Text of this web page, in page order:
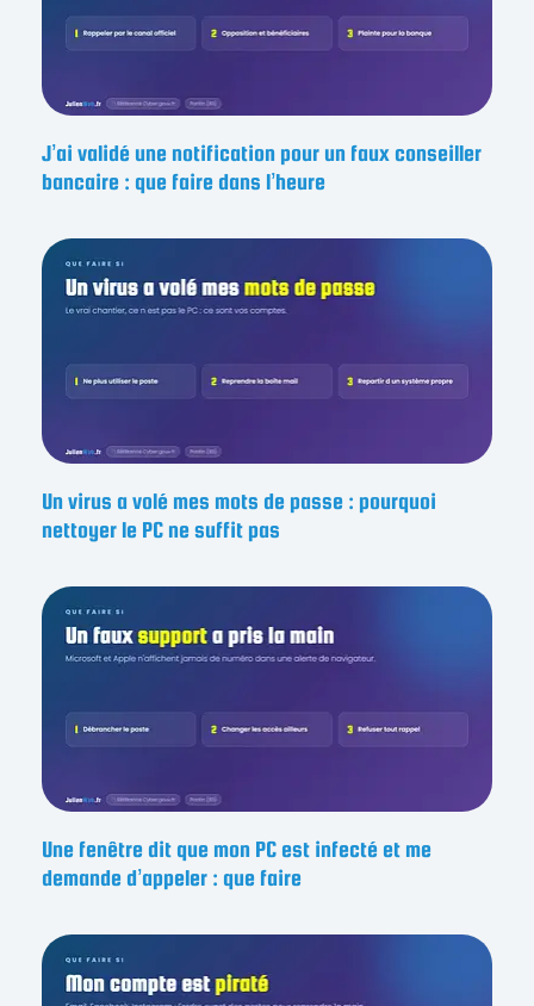
J’ai validé une notification pour un faux conseiller
bancaire : que faire dans l’heure
Un virus a volé mes mots de passe : pourquoi
nettoyer le PC ne suffit pas
Une fenêtre dit que mon PC est infecté et me
demande d’appeler : que faire